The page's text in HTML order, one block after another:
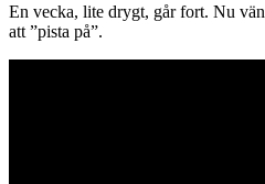
En vecka, lite drygt, går fort. Nu
att ”pista på”.